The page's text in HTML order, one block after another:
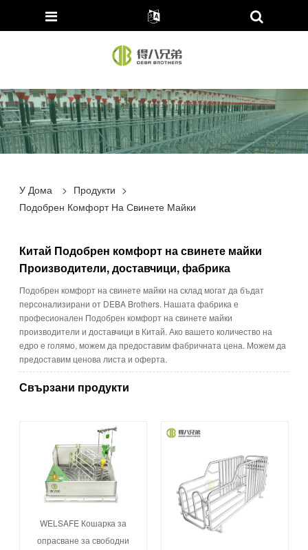
У Дома > Продукти >
Подобрен Комфорт На Свинете Майки
Китай Подобрен комфорт на свинете майки
Производители, доставчици, фабрика
Подобрен комфорт на свинете майки на склад могат да бъдат
персонализирани от DEBA Brothers. Нашата фабрика е
професионален Подобрен комфорт на свинете майки
производители и доставчици в Китай. Ако вашето количество на
едро е голямо, можем да предоставим фабричната цена. Можем да
предоставим ценова листа и оферта.
Свързани продукти
WELSAFE Кошарка за
опрасване за свободни